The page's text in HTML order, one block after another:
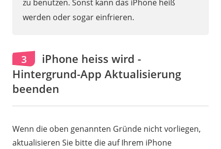
zu benutzen. Sonst kann das iPhone heiß
werden oder sogar einfrieren.
3
iPhone heiss wird -
Hintergrund-App Aktualisierung
beenden
Wenn die oben genannten Gründe nicht vorliegen,
aktualisieren Sie bitte die auf Ihrem iPhone